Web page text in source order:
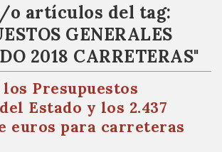
o artículos del tag:
GENERALES
2018 CARRETERAS"
Presupuestos
Estado y los 2.437
euros para carreteras